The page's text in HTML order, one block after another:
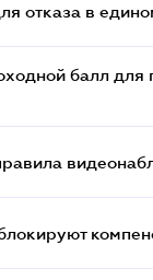
отказа в
балл